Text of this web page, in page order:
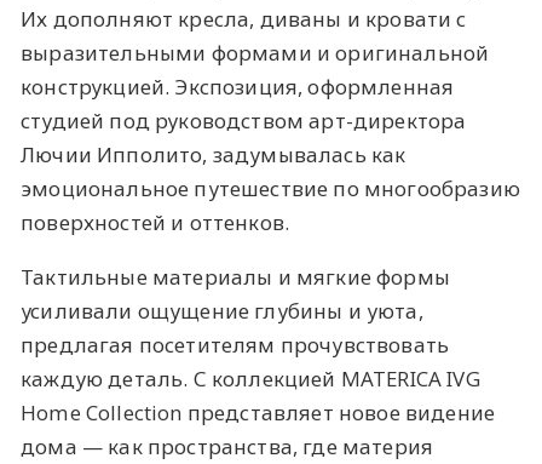
Их дополняют кресла, диваны и кровати с
выразительными формами и оригинальной
конструкцией. Экспозиция, оформленная
студией под руководством арт-директора
Лючии Ипполито, задумывалась как
эмоциональное путешествие по многообразию
поверхностей и оттенков.
Тактильные материалы и мягкие формы
усиливали ощущение глубины и уюта,
предлагая посетителям прочувствовать
каждую деталь. С коллекцией MATERICA IVG
Home Collection представляет новое видение
дома — как пространства, где материя